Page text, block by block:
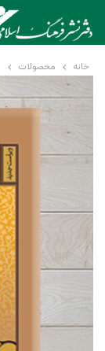
خانه محصولات